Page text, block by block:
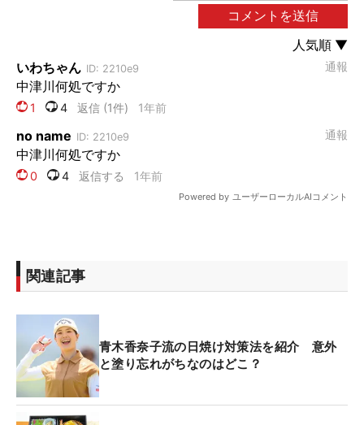
関連記事
青木香奈子流の日焼け対策法を紹介 意外
と塗り忘れがちなのはどこ？